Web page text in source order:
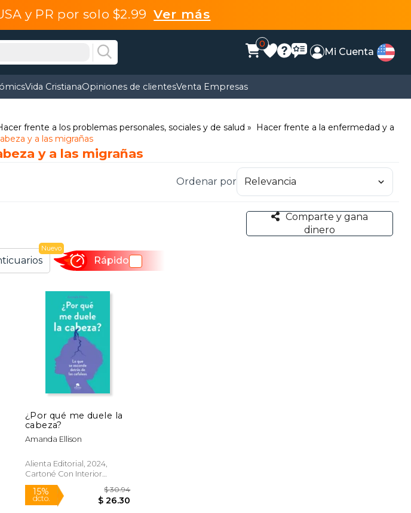
y PR por solo $2.99Ver más
0
Mi Cuenta
Vida CristianaOpiniones de clientesVenta Empresas
frente a los problemas personales, sociales y de salud
Hacer frente a la enfermedad y a
y a las migrañas
y a las migrañas
Ordenar por
Comparte y gana
dinero
Nuevo
Rápido
¿Por qué me duele la
cabeza?
Amanda Ellison
Alienta Editorial, 2024,
Cartoné Con Interior
Cartón, Nuevo